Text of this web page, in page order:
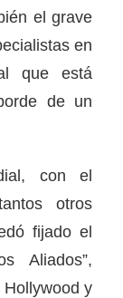
el grave
en
que está
de un
con el
otros
fijado el
Aliados”,
y